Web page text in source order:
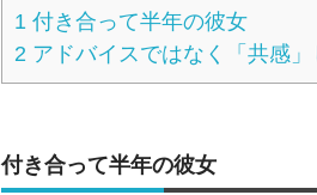
1 付き合って半年の彼女
2 アドバイスではなく「共感」
付き合って半年の彼女